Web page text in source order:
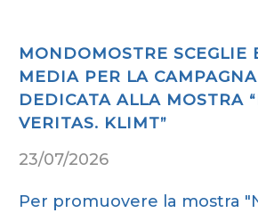
MONDOMOSTRE SCEGLIE
MEDIA PER LA
DEDICATA ALLA MOSTRA
VERITAS. KLIMT”
23/07/2026
Per promuovere la mostra